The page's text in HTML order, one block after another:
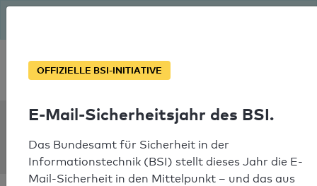
Soforthilfe bei Notfällen
ibcs.edu
OFFIZIELLE BSI-INITIATIVE
E-Mail-Sicherheitsjahr des BSI.
Das Bundesamt für Sicherheit in der
Informationstechnik (BSI) stellt dieses Jahr die E-
Mail-Sicherheit in den Mittelpunkt – und das aus